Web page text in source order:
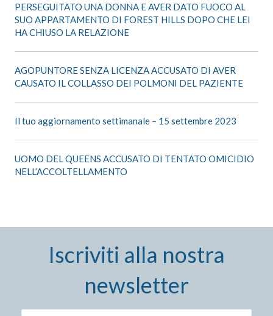
PERSEGUITATO UNA DONNA E AVER DATO FUOCO AL
SUO APPARTAMENTO DI FOREST HILLS DOPO CHE LEI
HA CHIUSO LA RELAZIONE
AGOPUNTORE SENZA LICENZA ACCUSATO DI AVER
CAUSATO IL COLLASSO DEI POLMONI DEL PAZIENTE
Il tuo aggiornamento settimanale – 15 settembre 2023
UOMO DEL QUEENS ACCUSATO DI TENTATO OMICIDIO
NELL’ACCOLTELLAMENTO
Iscriviti alla nostra
newsletter